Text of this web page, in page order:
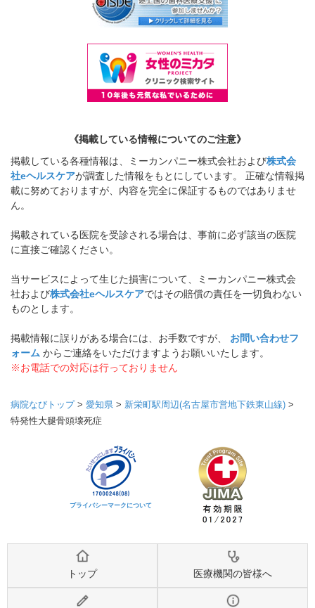
《掲載している情報についてのご注意》
掲載している各種情報は、ミーカンパニー株式会社および株式会
社eヘルスケアが調査した情報をもとにしています。 正確な情報掲
載に努めておりますが、内容を完全に保証するものではありませ
ん。
掲載されている医院を受診される場合は、事前に必ず該当の医院
に直接ご確認ください。
当サービスによって生じた損害について、ミーカンパニー株式会
社および株式会社eヘルスケアではその賠償の責任を一切負わない
ものとします。
掲載情報に誤りがある場合には、お手数ですが、 お問い合わせフ
ォーム からご連絡をいただけますようお願いいたします。
※お電話での対応は行っておりません
病院なびトップ> 愛知県 > 新栄町駅周辺(名古屋市営地下鉄東山線) >
特発性大腿骨頭壊死症
プライバシーマークについて
トップ 医療機関の皆様へ